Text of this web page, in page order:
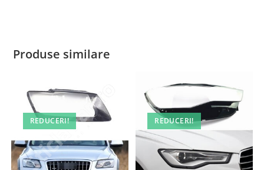
Produse similare
REDUCERI! REDUCERI!